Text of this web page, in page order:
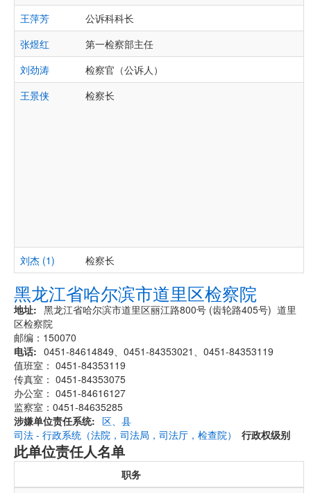
王萍芳
公诉科科长
张煜红
第一检察部主任
刘劲涛
检察官（公诉人）
王景侠
检察长
刘杰 (1) 检察长
黑龙江省哈尔滨市道里区检察院
地址
黑龙江省哈尔滨市道里区丽江路800号 (齿轮路405号) 道里
区检察院
邮编：150070
电话
0451-84614849、0451-84353021、0451-84353119
值班室： 0451-84353119
传真室： 0451-84353075
办公室： 0451-84616127
监察室：0451-84635285
涉嫌单位责任系统
司法 - 行政系统（法院，司法局，司法厅，检查院）
行政权级别
区、县
此单位责任人名单
职务